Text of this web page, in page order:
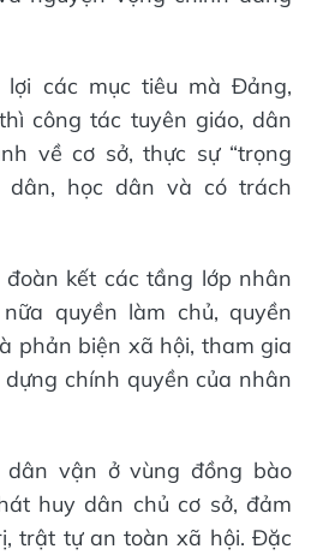
các mục tiêu mà Đảng,
công tác tuyên giáo, dân
về cơ sở, thực sự “trọng
dân, học dân và có trách
kết các tầng lớp nhân
quyền làm chủ, quyền
phản biện xã hội, tham gia
chính quyền của nhân
dân vận ở vùng đồng bào
huy dân chủ cơ sở, đảm
trật tự an toàn xã hội. Đặc